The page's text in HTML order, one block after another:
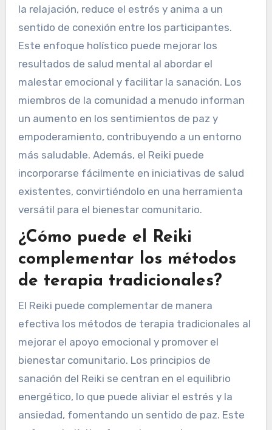
la relajación, reduce el estrés y anima a un
sentido de conexión entre los participantes.
Este enfoque holístico puede mejorar los
resultados de salud mental al abordar el
malestar emocional y facilitar la sanación. Los
miembros de la comunidad a menudo informan
un aumento en los sentimientos de paz y
empoderamiento, contribuyendo a un entorno
más saludable. Además, el Reiki puede
incorporarse fácilmente en iniciativas de salud
existentes, convirtiéndolo en una herramienta
versátil para el bienestar comunitario.
¿Cómo puede el Reiki
complementar los métodos
de terapia tradicionales?
El Reiki puede complementar de manera
efectiva los métodos de terapia tradicionales al
mejorar el apoyo emocional y promover el
bienestar comunitario. Los principios de
sanación del Reiki se centran en el equilibrio
energético, lo que puede aliviar el estrés y la
ansiedad, fomentando un sentido de paz. Este